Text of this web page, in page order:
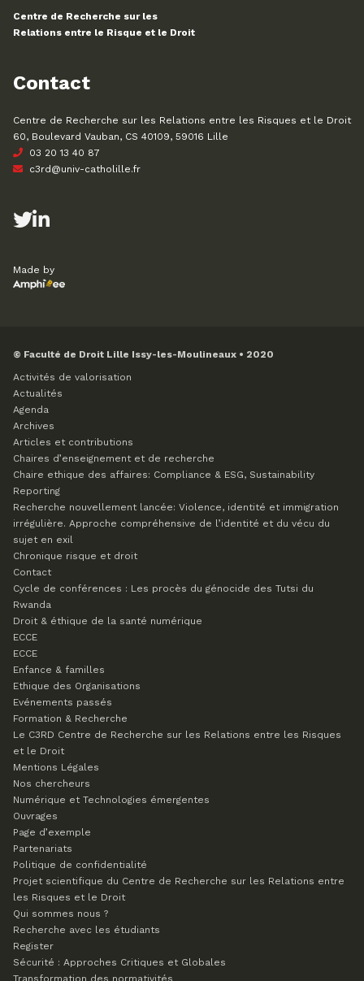
Centre de Recherche sur les
Relations entre le Risque et le Droit
Contact
Centre de Recherche sur les Relations entre les Risques et le Droit
60, Boulevard Vauban, CS 40109, 59016 Lille
03 20 13 40 87
c3rd@univ-catholille.fr
Made by
© Faculté de Droit Lille Issy-les-Moulineaux • 2020
Activités de valorisation
Actualités
Agenda
Archives
Articles et contributions
Chaires d’enseignement et de recherche
Chaire ethique des affaires: Compliance & ESG, Sustainability
Reporting
Recherche nouvellement lancée: Violence, identité et immigration
irrégulière. Approche compréhensive de l’identité et du vécu du
sujet en exil
Chronique risque et droit
Contact
Cycle de conférences : Les procès du génocide des Tutsi du
Rwanda
Droit & éthique de la santé numérique
ECCE
ECCE
Enfance & familles
Ethique des Organisations
Evénements passés
Formation & Recherche
Le C3RD Centre de Recherche sur les Relations entre les Risques
et le Droit
Mentions Légales
Nos chercheurs
Numérique et Technologies émergentes
Ouvrages
Page d’exemple
Partenariats
Politique de confidentialité
Projet scientifique du Centre de Recherche sur les Relations entre
les Risques et le Droit
Qui sommes nous ?
Recherche avec les étudiants
Register
Sécurité : Approches Critiques et Globales
Transformation des normativités